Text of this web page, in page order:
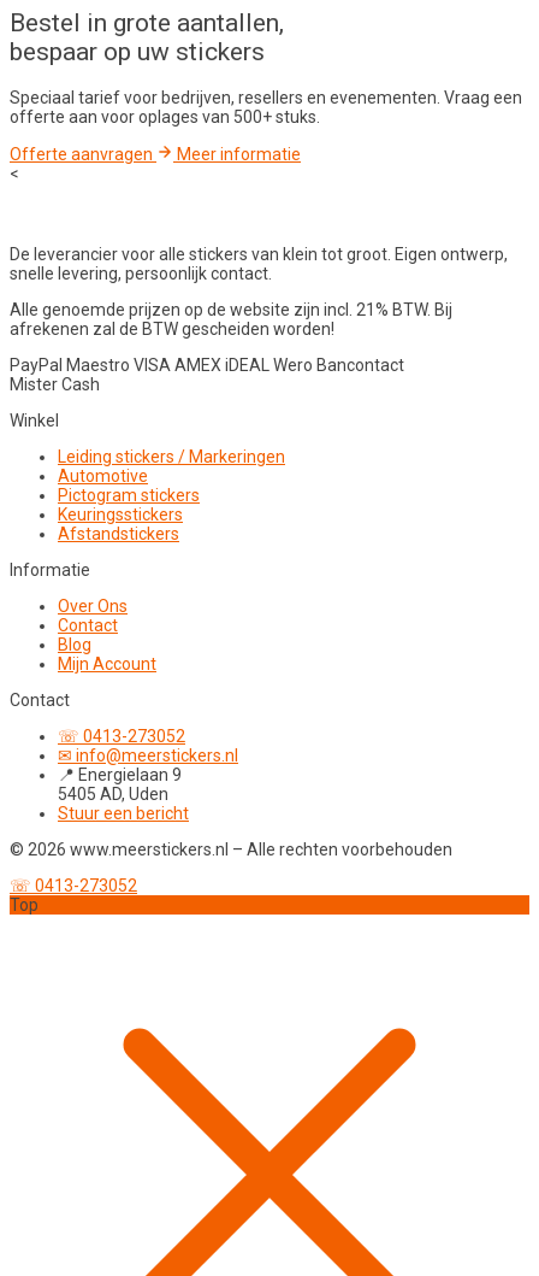
Bestel in grote aantallen,
bespaar op uw stickers
Speciaal tarief voor bedrijven, resellers en evenementen. Vraag een
offerte aan voor oplages van 500+ stuks.
Offerte aanvragen
Meer informatie
<
De leverancier voor alle stickers van klein tot groot. Eigen ontwerp,
snelle levering, persoonlijk contact.
Alle genoemde prijzen op de website zijn incl. 21% BTW. Bij
afrekenen zal de BTW gescheiden worden!
PayPal Maestro VISA AMEX iDEAL Wero Bancontact
Mister Cash
Winkel
Leiding stickers / Markeringen
Automotive
Pictogram stickers
Keuringsstickers
Afstandstickers
Informatie
Over Ons
Contact
Blog
Mijn Account
Contact
☏ 0413-273052
✉ info@meerstickers.nl
📍 Energielaan 9
5405 AD, Uden
Stuur een bericht
© 2026 www.meerstickers.nl – Alle rechten voorbehouden
☏ 0413-273052
Top